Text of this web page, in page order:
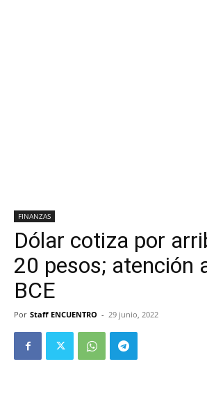
FINANZAS
Dólar cotiza por
20 pesos; atención
BCE
Por Staff ENCUENTRO - 29 junio, 2022